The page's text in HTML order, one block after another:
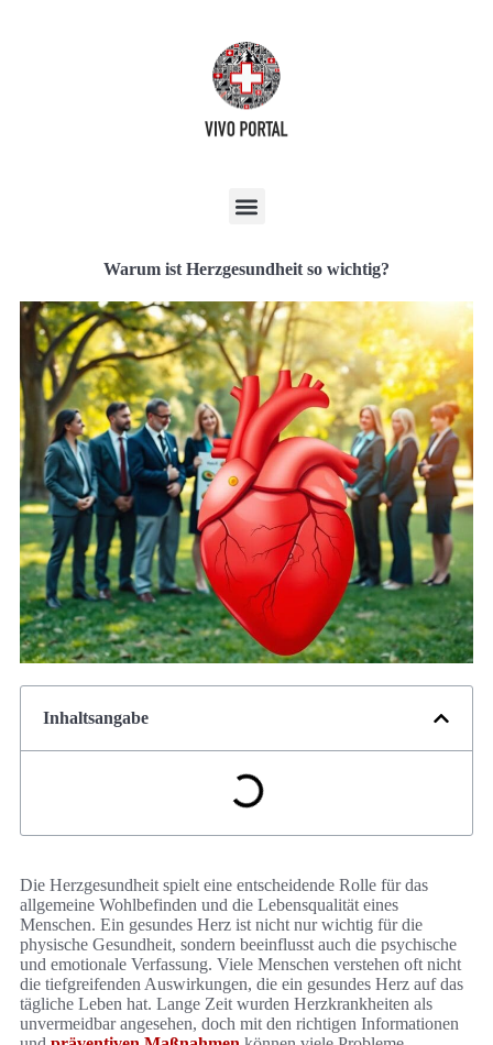
Warum ist Herzgesundheit so wichtig?
Inhaltsangabe
Die Herzgesundheit spielt eine entscheidende Rolle für das
allgemeine Wohlbefinden und die Lebensqualität eines
Menschen. Ein gesundes Herz ist nicht nur wichtig für die
physische Gesundheit, sondern beeinflusst auch die psychische
und emotionale Verfassung. Viele Menschen verstehen oft nicht
die tiefgreifenden Auswirkungen, die ein gesundes Herz auf das
tägliche Leben hat. Lange Zeit wurden Herzkrankheiten als
unvermeidbar angesehen, doch mit den richtigen Informationen